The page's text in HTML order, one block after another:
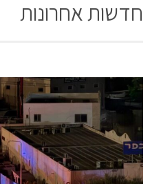
חדשות אחרונות